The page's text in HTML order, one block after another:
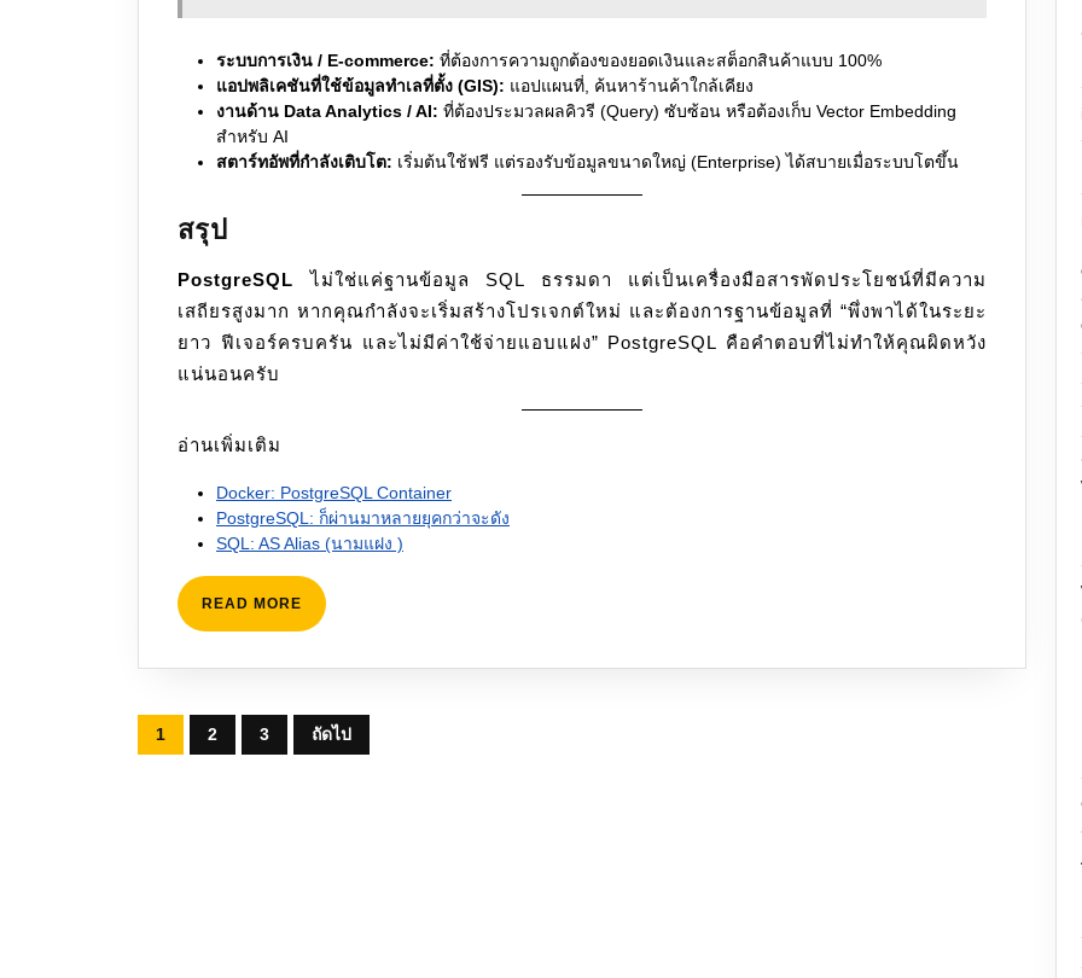
ระบบการเงิน / E-commerce: ที่ต้องการความถูกต้องของยอดเงินและสต็อกสินค้าแบบ 100%
แอปพลิเคชันที่ใช้ข้อมูลทำเลที่ตั้ง (GIS): แอปแผนที่, ค้นหาร้านค้าใกล้เคียง
งานด้าน Data Analytics / AI: ที่ต้องประมวลผลคิวรี (Query) ซับซ้อน หรือต้องเก็บ Vector Embedding
สำหรับ AI
สตาร์ทอัพที่กำลังเติบโต: เริ่มต้นใช้ฟรี แต่รองรับข้อมูลขนาดใหญ่ (Enterprise) ได้สบายเมื่อระบบโตขึ้น
สรุป
PostgreSQL ไม่ใช่แค่ฐานข้อมูล SQL ธรรมดา แต่เป็นเครื่องมือสารพัดประโยชน์ที่มีความ
เสถียรสูงมาก หากคุณกำลังจะเริ่มสร้างโปรเจกต์ใหม่ และต้องการฐานข้อมูลที่ “พึ่งพาได้ในระยะ
ยาว ฟีเจอร์ครบครัน และไม่มีค่าใช้จ่ายแอบแฝง” PostgreSQL คือคำตอบที่ไม่ทำให้คุณผิดหวัง
แน่นอนครับ
อ่านเพิ่มเติม
Docker: PostgreSQL Container
PostgreSQL: ก็ผ่านมาหลายยุคกว่าจะดัง
SQL: AS Alias (นามแฝง )
READ MORE READ
MORE
Posts
1 2 3 ถัดไป